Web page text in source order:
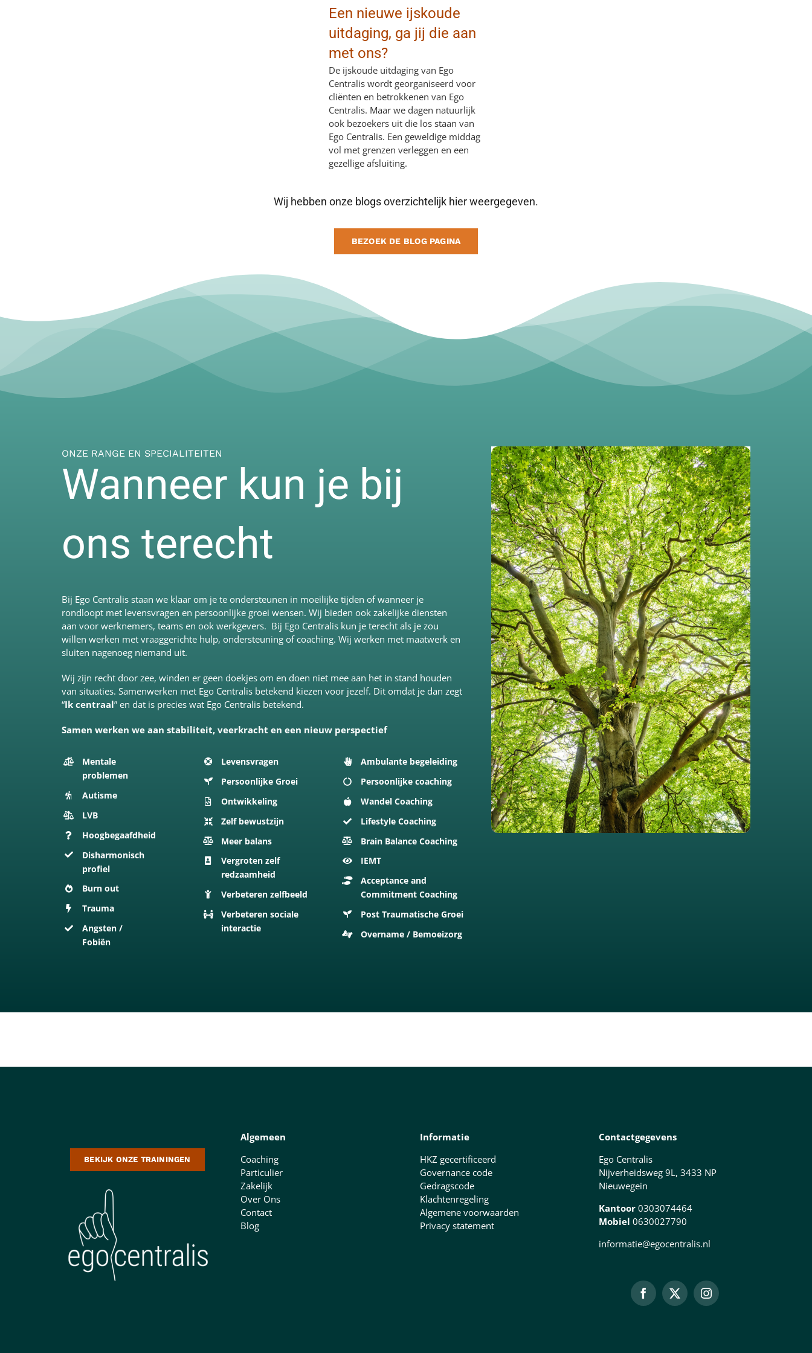
Een nieuwe ijskoude
uitdaging, ga jij die aan
met ons?
De ijskoude uitdaging van Ego
Centralis wordt georganiseerd voor
cliënten en betrokkenen van Ego
Centralis. Maar we dagen natuurlijk
ook bezoekers uit die los staan van
Ego Centralis. Een geweldige middag
vol met grenzen verleggen en een
gezellige afsluiting.
Wij hebben onze blogs overzichtelijk hier weergegeven.
BEZOEK DE BLOG PAGINA
ONZE RANGE EN SPECIALITEITEN
Wanneer kun je bij
ons terecht
Bij Ego Centralis staan we klaar om je te ondersteunen in moeilijke tijden of wanneer je
rondloopt met levensvragen en persoonlijke groei wensen. Wij bieden ook zakelijke diensten
aan voor werknemers, teams en ook werkgevers. Bij Ego Centralis kun je terecht als je zou
willen werken met vraaggerichte hulp, ondersteuning of coaching. Wij werken met maatwerk en
sluiten nagenoeg niemand uit.
Wij zijn recht door zee, winden er geen doekjes om en doen niet mee aan het in stand houden
van situaties. Samenwerken met Ego Centralis betekend kiezen voor jezelf. Dit omdat je dan zegt
“Ik centraal” en dat is precies wat Ego Centralis betekend.
Samen werken we aan stabiliteit, veerkracht en een nieuw perspectief
Mentale
problemen
Autisme
LVB
Hoogbegaafdheid
Disharmonisch
profiel
Burn out
Trauma
Angsten /
Fobiën
Levensvragen
Persoonlijke Groei
Ontwikkeling
Zelf bewustzijn
Meer balans
Vergroten zelf
redzaamheid
Verbeteren zelfbeeld
Verbeteren sociale
interactie
Ambulante begeleiding
Persoonlijke coaching
Wandel Coaching
Lifestyle Coaching
Brain Balance Coaching
IEMT
Acceptance and
Commitment Coaching
Post Traumatische Groei
Overname / Bemoeizorg
BEKIJK ONZE TRAININGEN
Algemeen
Coaching
Particulier
Zakelijk
Over Ons
Contact
Blog
Informatie
HKZ gecertificeerd
Governance code
Gedragscode
Klachtenregeling
Algemene voorwaarden
Privacy statement
Contactgegevens
Ego Centralis
Nijverheidsweg 9L, 3433 NP
Nieuwegein
Kantoor0303074464
Mobiel0630027790
informatie@egocentralis.nl